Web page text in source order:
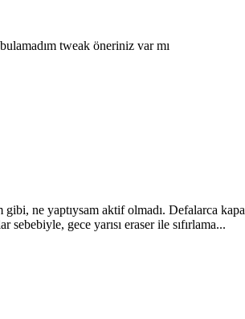
tweak öneriniz var mı
gibi, ne yaptıysam aktif olmadı. Defalarca
sebebiyle, gece yarısı eraser ile sıfırlama...